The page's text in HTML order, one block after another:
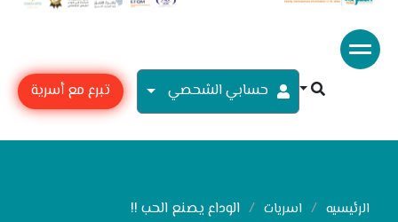
حسابي الشحصي تبرع مع أسرية
الرئيسيه اسريات الوداع يصنع الحب !!